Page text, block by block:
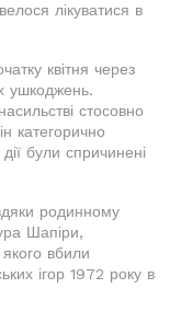
лікуватися в
квітня через
ушкоджень.
стосовно
категорично
були спричинені
родинному
Шапіри,
якого вбили
ігор 1972 року в